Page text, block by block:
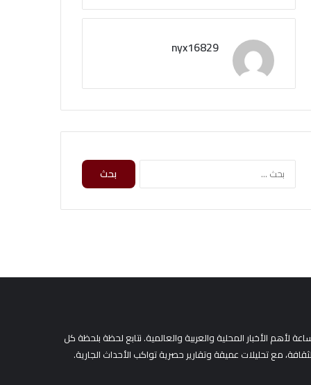
nyx16829
ح
الأخبار المحلية والعربية والعالمية. نتابع لحظة بلحظة كل
مع تحليلات عميقة وتقارير حصرية تواكب الأحداث الجارية.